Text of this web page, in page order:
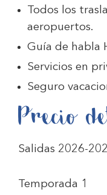
Todos los
aeropuertos.
Guía de habla
Servicios en
Seguro
Precio
Salidas 2026-
Temporada 1